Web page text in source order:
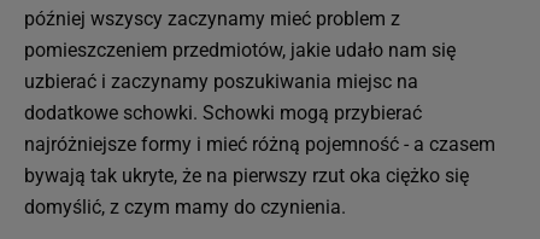
później wszyscy zaczynamy mieć problem z
pomieszczeniem przedmiotów, jakie udało nam się
uzbierać i zaczynamy poszukiwania miejsc na
dodatkowe schowki. Schowki mogą przybierać
najróżniejsze formy i mieć różną pojemność - a czasem
bywają tak ukryte, że na pierwszy rzut oka ciężko się
domyślić, z czym mamy do czynienia.